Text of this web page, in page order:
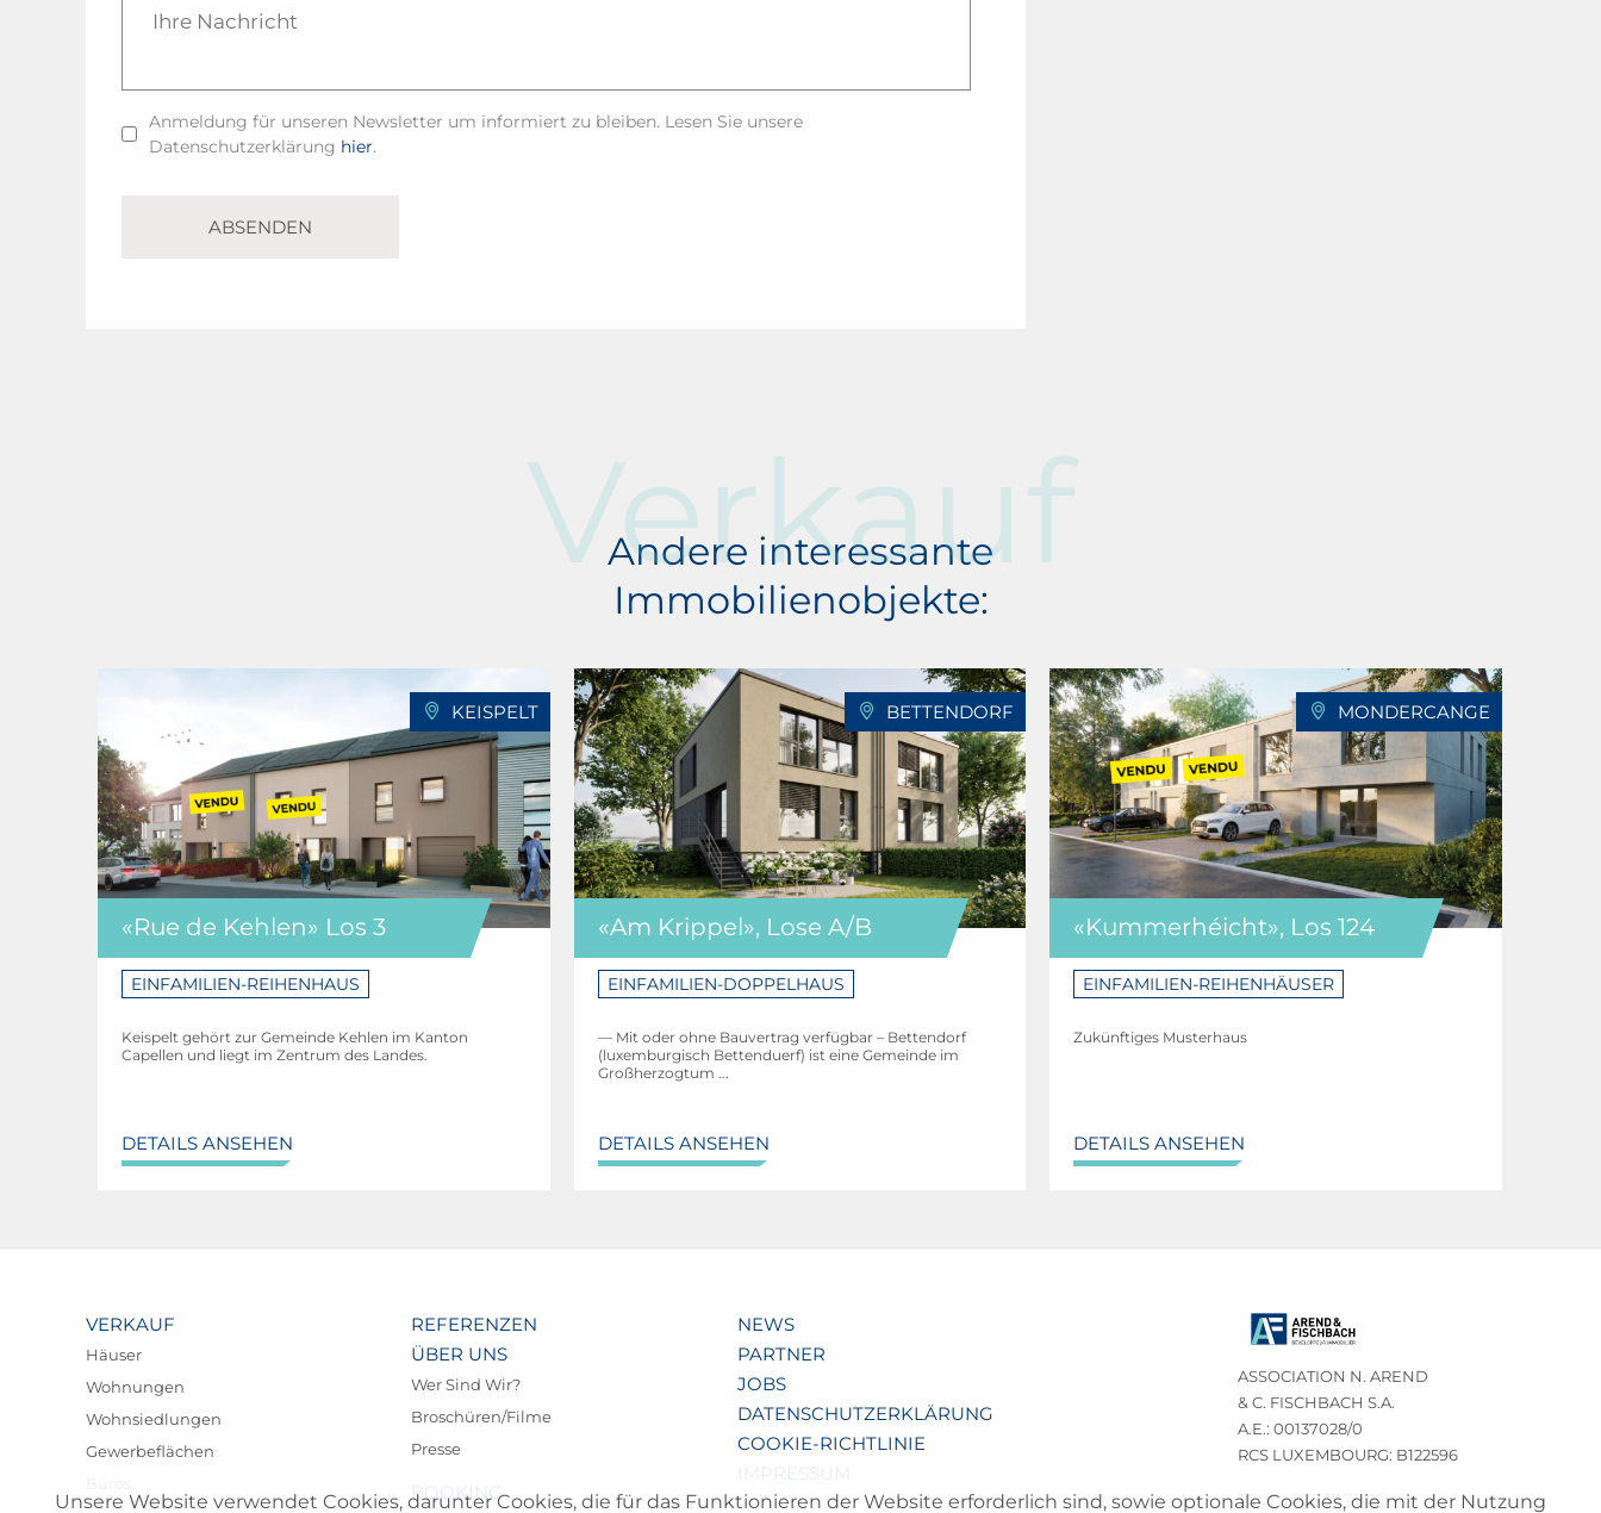
Anmeldung für unseren Newsletter um informiert zu bleiben. Lesen Sie unsere
Datenschutzerklärung hier.
ABSENDEN
Verkauf
Andere interessante
Immobilienobjekte:
KEISPELT
«Rue de Kehlen» Los 3
EINFAMILIEN-REIHENHAUS
Keispelt gehört zur Gemeinde Kehlen im Kanton
Capellen und liegt im Zentrum des Landes.
DETAILS ANSEHEN
BETTENDORF
«Am Krippel», Lose A/B
EINFAMILIEN-DOPPELHAUS
— Mit oder ohne Bauvertrag verfügbar – Bettendorf
(luxemburgisch Bettenduerf) ist eine Gemeinde im
Großherzogtum ...
DETAILS ANSEHEN
MONDERCANGE
«Kummerhéicht», Los 124
EINFAMILIEN-REIHENHÄUSER
Zukünftiges Musterhaus
DETAILS ANSEHEN
VERKAUF
Häuser
Wohnungen
Wohnsiedlungen
Gewerbeflächen
REFERENZEN
ÜBER UNS
Wer Sind Wir?
Broschüren/Filme
Presse
BOOKING
NEWS
PARTNER
JOBS
DATENSCHUTZERKLÄRUNG
COOKIE-RICHTLINIE
IMPRESSUM
ASSOCIATION N. AREND
& C. FISCHBACH S.A.
A.E.: 00137028/0
RCS LUXEMBOURG: B122596
TEL.: (+352) 32 75 76
Unsere Website verwendet Cookies, darunter Cookies, die für das Funktionieren der Website erforderlich sind, sowie optionale Cookies, die mit der Nutzung